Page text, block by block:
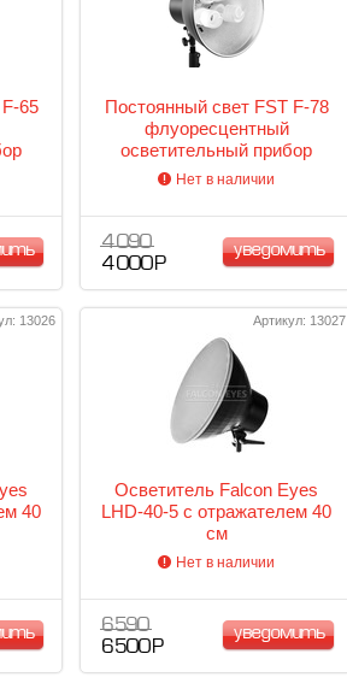
65
Постоянный свет FST F-78
флуоресцентный
осветительный прибор
Нет в наличии
4 090
4 000 Р
уведомить
13026
40
Артикул: 13027
Осветитель Falcon Eyes
LHD-40-5 с отражателем 40
см
Нет в наличии
6 590
6 500 Р
уведомить